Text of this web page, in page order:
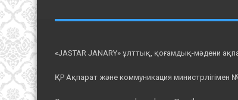
«JASTAR JANARY» ұлттық, қоғамдық-мәдени
ҚР Ақпарат және коммуникация министрлігімен №